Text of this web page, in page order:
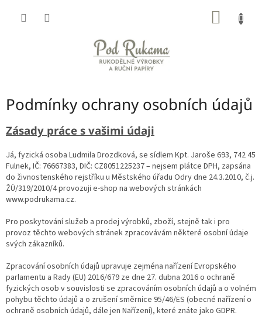
Podmínky ochrany osobních údajů
Zásady práce s vašimi údaji
Já, fyzická osoba Ludmila Drozdková, se sídlem Kpt. Jaroše 693, 742 45
Fulnek, IČ: 76667383, DIČ: CZ8051225237 – nejsem plátce DPH, zapsána
do živnostenského rejstříku u Městského úřadu Odry dne 24.3.2010, č.j.
ŽÚ/319/2010/4 provozuji e-shop na webových stránkách
www.podrukama.cz.
Pro poskytování služeb a prodej výrobků, zboží, stejně tak i pro
provoz těchto webových stránek zpracovávám některé osobní údaje
svých zákazníků.
Zpracování osobních údajů upravuje zejména nařízení Evropského
parlamentu a Rady (EU) 2016/679 ze dne 27. dubna 2016 o ochraně
fyzických osob v souvislosti se zpracováním osobních údajů a o volném
pohybu těchto údajů a o zrušení směrnice 95/46/ES (obecné nařízení o
ochraně osobních údajů, dále jen Nařízení), které znáte jako GDPR.